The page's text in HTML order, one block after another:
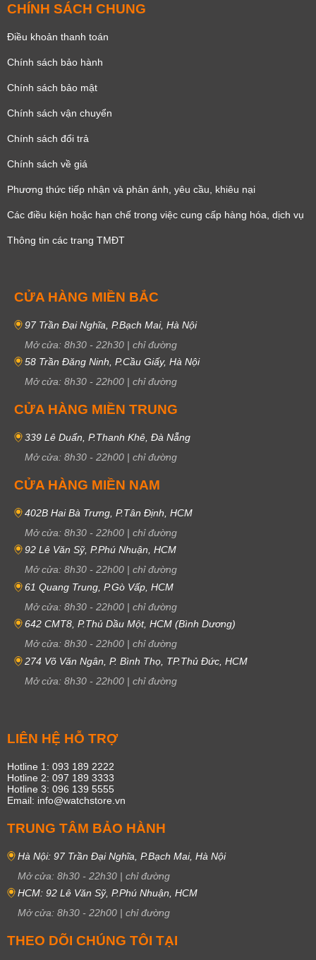
CHÍNH SÁCH CHUNG
Điều khoản thanh toán
Chính sách bảo hành
Chính sách bảo mật
Chính sách vận chuyển
Chính sách đổi trả
Chính sách về giá
Phương thức tiếp nhận và phản ánh, yêu cầu, khiêu nại
Các điều kiện hoặc hạn chế trong việc cung cấp hàng hóa, dịch vụ
Thông tin các trang TMĐT
CỬA HÀNG MIỀN BẮC
97 Trần Đại Nghĩa, P.Bạch Mai, Hà Nội
Mở cửa: 8h30 - 22h30 | chỉ đường
58 Trần Đăng Ninh, P.Cầu Giấy, Hà Nội
Mở cửa: 8h30 - 22h00 | chỉ đường
CỬA HÀNG MIỀN TRUNG
339 Lê Duẩn, P.Thanh Khê, Đà Nẵng
Mở cửa: 8h30 - 22h00 | chỉ đường
CỬA HÀNG MIỀN NAM
402B Hai Bà Trưng, P.Tân Định, HCM
Mở cửa: 8h30 - 22h00 | chỉ đường
92 Lê Văn Sỹ, P.Phú Nhuận, HCM
Mở cửa: 8h30 - 22h00 | chỉ đường
61 Quang Trung, P.Gò Vấp, HCM
Mở cửa: 8h30 - 22h00 | chỉ đường
642 CMT8, P.Thủ Dầu Một, HCM (Bình Dương)
Mở cửa: 8h30 - 22h00 | chỉ đường
274 Võ Văn Ngân, P. Bình Thọ, TP.Thủ Đức, HCM
Mở cửa: 8h30 - 22h00 | chỉ đường
LIÊN HỆ HỖ TRỢ
Hotline 1: 093 189 2222
Hotline 2: 097 189 3333
Hotline 3: 096 139 5555
Email: info@watchstore.vn
TRUNG TÂM BẢO HÀNH
Hà Nội: 97 Trần Đại Nghĩa, P.Bạch Mai, Hà Nội
Mở cửa: 8h30 - 22h30 | chỉ đường
HCM: 92 Lê Văn Sỹ, P.Phú Nhuận, HCM
Mở cửa: 8h30 - 22h00 | chỉ đường
THEO DÕI CHÚNG TÔI TẠI